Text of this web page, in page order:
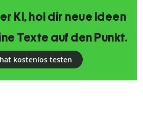
KI, hol dir neue Ideen
Texte auf den Punkt.
kostenlos testen